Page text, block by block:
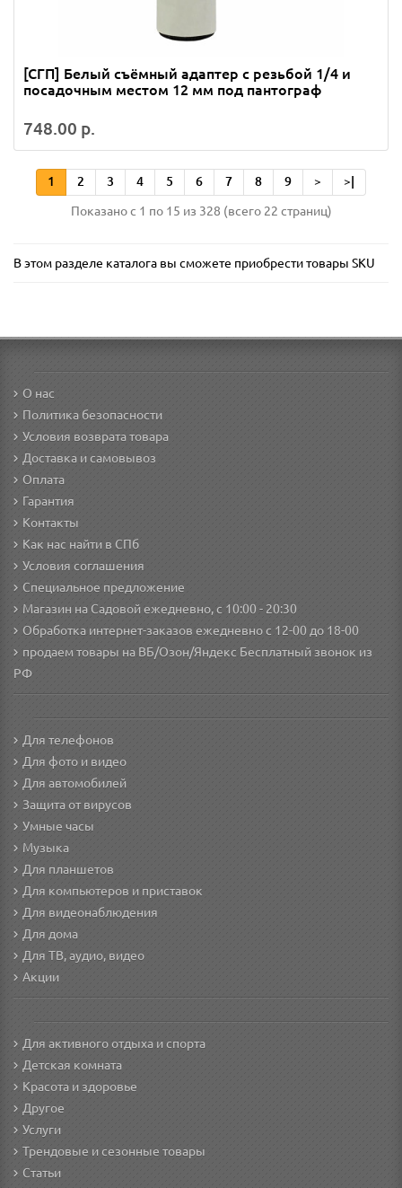
[СГП] Белый съёмный адаптер с резьбой 1/4 и
посадочным местом 12 мм под пантограф
748.00 р.
1 2 3 4 5 6 7 8 9 > >|
Показано с 1 по 15 из 328 (всего 22 страниц)
В этом разделе каталога вы сможете приобрести товары SKU
О нас
Политика безопасности
Условия возврата товара
Доставка и самовывоз
Оплата
Гарантия
Контакты
Как нас найти в СПб
Условия соглашения
Специальное предложение
Магазин на Садовой ежедневно, с 10:00 - 20:30
Обработка интернет-заказов ежедневно с 12-00 до 18-00
продаем товары на ВБ/Озон/Яндекс Бесплатный звонок из
РФ
Для телефонов
Для фото и видео
Для автомобилей
Защита от вирусов
Умные часы
Музыка
Для планшетов
Для компьютеров и приставок
Для видеонаблюдения
Для дома
Для ТВ, аудио, видео
Акции
Для активного отдыха и спорта
Детская комната
Красота и здоровье
Другое
Услуги
Трендовые и сезонные товары
Статьи